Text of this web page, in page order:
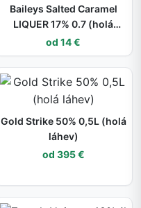
Baileys Salted Caramel
LIQUER 17% 0.7 (holá
láhev)
od 14 €
Gold Strike 50% 0,5L (holá
láhev)
od 395 €